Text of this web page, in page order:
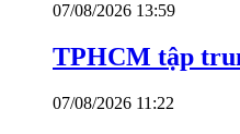
07/08/2026 13:59
TPHCM tập
07/08/2026 11:22